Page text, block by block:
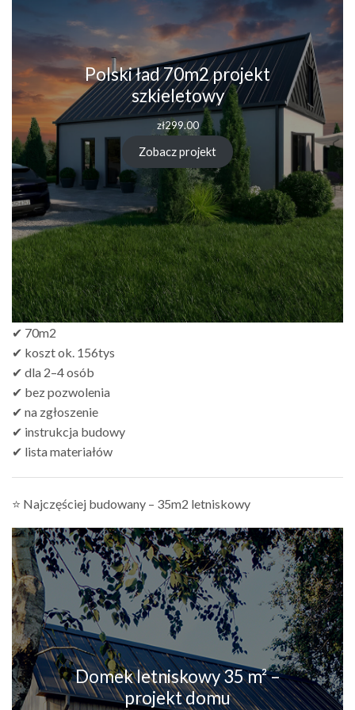
Polski ład 70m2 projekt
szkieletowy
zł299.00
Zobacz projekt
✔ 70m2
✔ koszt ok. 156tys
✔ dla 2–4 osób
✔ bez pozwolenia
✔ na zgłoszenie
✔ instrukcja budowy
✔ lista materiałów
⭐ Najczęściej budowany – 35m2 letniskowy
Domek letniskowy 35 m² –
projekt domu